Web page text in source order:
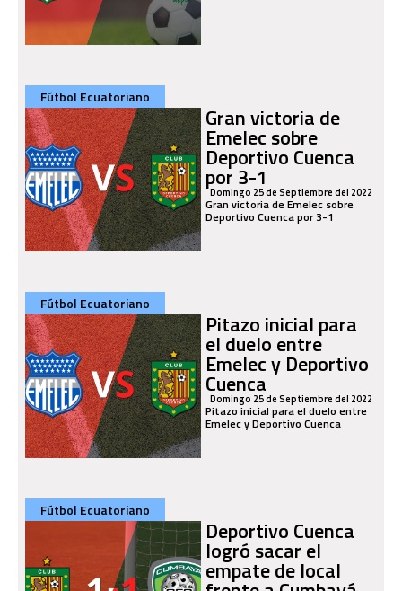
Fútbol Ecuatoriano
Gran victoria de
Emelec sobre
Deportivo Cuenca
por 3-1
Domingo 25 de Septiembre del 2022
Gran victoria de Emelec sobre
Deportivo Cuenca por 3-1
Fútbol Ecuatoriano
Pitazo inicial para
el duelo entre
Emelec y Deportivo
Cuenca
Domingo 25 de Septiembre del 2022
Pitazo inicial para el duelo entre
Emelec y Deportivo Cuenca
Fútbol Ecuatoriano
Deportivo Cuenca
logró sacar el
empate de local